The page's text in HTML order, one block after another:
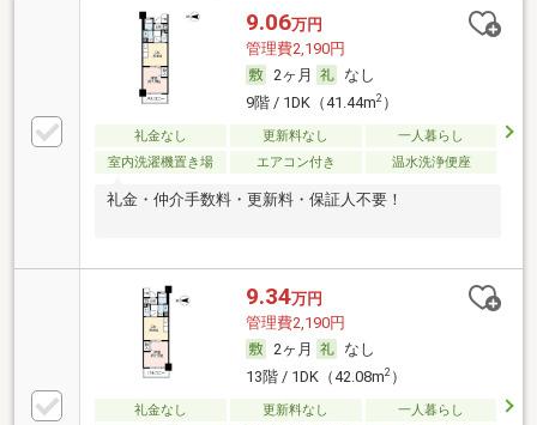
9.06万円
管理費2,190円
2ヶ月
なし
9階 / 1DK（41.44m2）
礼金なし 更新料なし
一人暮らし
室内洗濯機置き場
エアコン付き 温水洗浄便座
礼金・仲介手数料・更新料・保証人不要！
9.34万円
管理費2,190円
2ヶ月
なし
13階 / 1DK（42.08m2）
礼金なし 更新料なし
一人暮らし